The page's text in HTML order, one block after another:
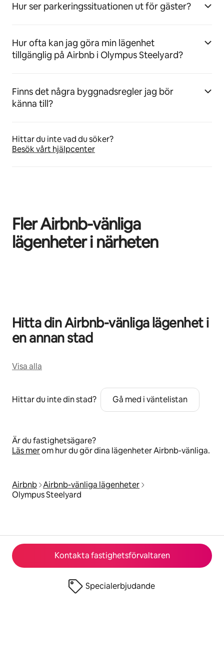
Kontakta fastighetsförvaltaren
Specialerbjudande
Hur ser parkeringssituationen ut för gäster?
Hur ofta kan jag göra min lägenhet
tillgänglig på Airbnb i Olympus Steelyard?
Finns det några byggnadsregler jag bör
känna till?
Hittar du inte vad du söker?
Besök vårt hjälpcenter
Fler Airbnb-vänliga
lägenheter i närheten
Hitta din Airbnb-vänliga lägenhet i
en annan stad
Visa alla
Hittar du inte din stad? Gå med i väntelistan
Är du fastighetsägare?
Läs merom hur du gör dina lägenheter Airbnb-vänliga.
Airbnb Airbnb-vänliga lägenheter
Olympus Steelyard